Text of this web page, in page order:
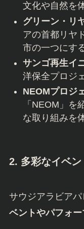
文化や自然を
グリーン・リ
アの首都リヤ
市の一つにす
サンゴ再生イ
洋保全プロジ
NEOMプロジ
「NEOM」を
な取り組みを
2. 多彩なイベ
サウジアラビアパ
ベントやパフォー